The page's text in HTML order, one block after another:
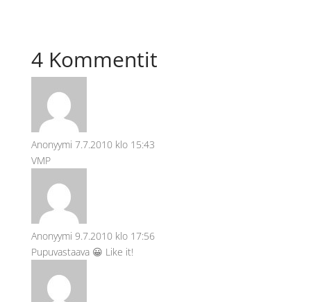
4 Kommentit
Anonyymi 7.7.2010 klo 15:43
VMP
Anonyymi 9.7.2010 klo 17:56
Pupuvastaava 😀 Like it!